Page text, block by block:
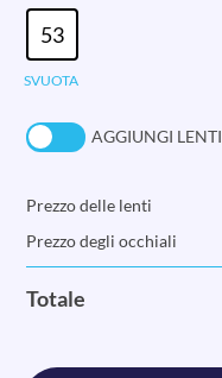
53
SVUOTA
AGGIUNGI LENTI
Prezzo delle lenti
Prezzo degli occhiali
Totale